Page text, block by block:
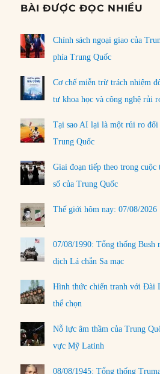
BÀI ĐƯỢC ĐỌC NHIỀU
Chính sách ngoại giao của
phía Trung Quốc
Cơ chế miễn trừ trách nhiệm
tư khoa học và công nghệ rủi
Tại sao AI lại là một rủi ro đối
Trung Quốc
Giai đoạn tiếp theo trong cuộc
số của Trung Quốc
Thế giới hôm nay: 07/08/2026
07/08/1990: Tổng thống Bush
dịch Lá chắn Sa mạc
Hình thức chiến tranh với Đài
thể chọn
Nỗ lực âm thầm của Trung
vực Mỹ Latinh
08/08/1945: Tổng thống